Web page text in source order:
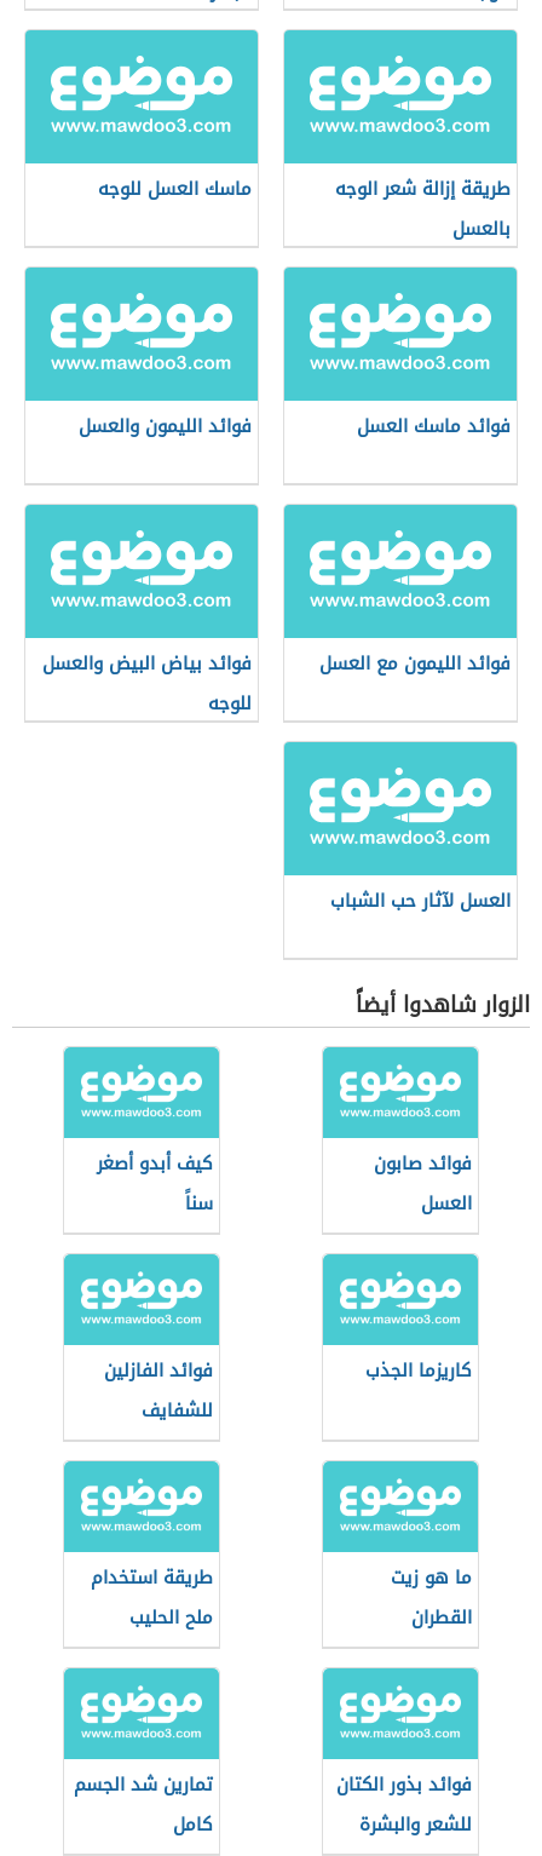
طريقة إزالة شعر الوجه
بالعسل
ماسك العسل للوجه
فوائد ماسك العسل فوائد الليمون والعسل
فوائد الليمون مع العسل
فوائد بياض البيض والعسل
للوجه
العسل لآثار حب الشباب
الزوار شاهدوا أيضاً
فوائد صابون
العسل
كيف أبدو أصغر
سناً
كاريزما الجذب
فوائد الفازلين
للشفايف
ما هو زيت
القطران
طريقة استخدام
ملح الحليب
فوائد بذور الكتان
للشعر والبشرة
تمارين شد الجسم
كامل